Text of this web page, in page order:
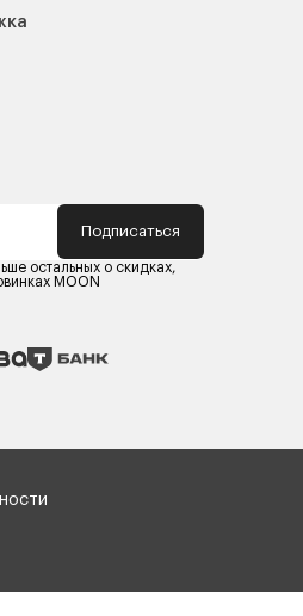
Подписаться
остальных о скидках,
MOON